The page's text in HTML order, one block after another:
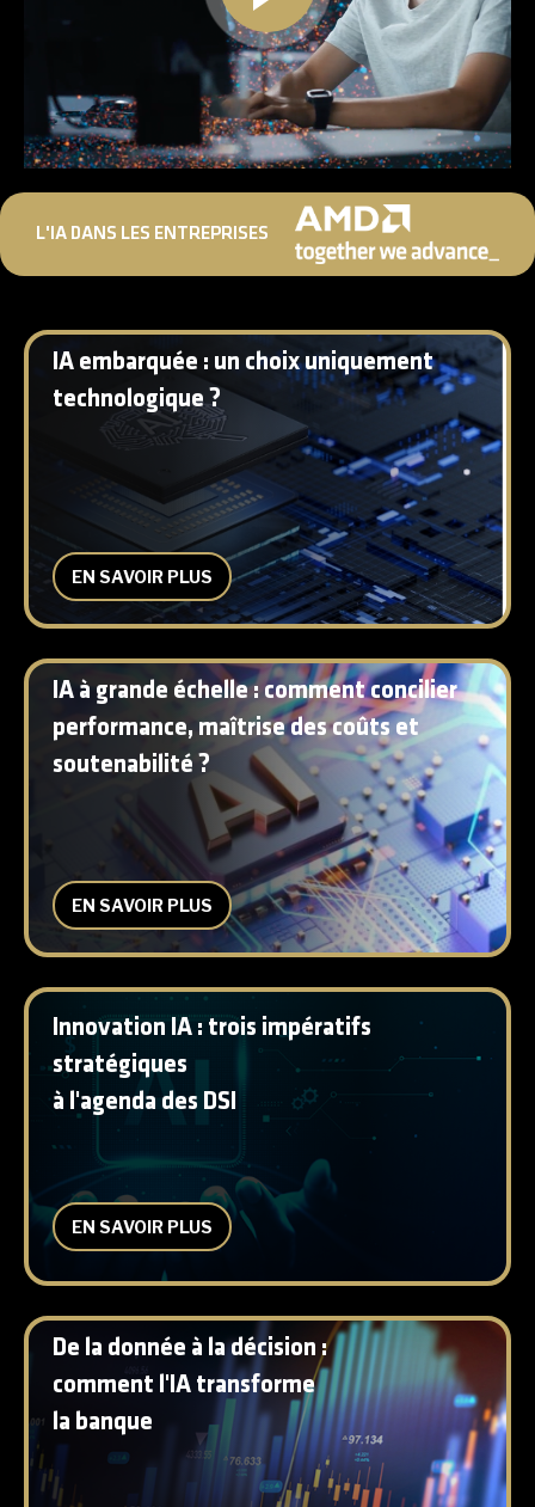
L'IA DANS LES ENTREPRISES
IA embarquée : un choix uniquement
technologique ?
EN SAVOIR PLUS
IA à grande échelle : comment concilier
performance, maîtrise des coûts et
soutenabilité ?
EN SAVOIR PLUS
Innovation IA : trois impératifs
stratégiques
à l'agenda des DSI
EN SAVOIR PLUS
De la donnée à la décision :
comment l'IA transforme
la banque